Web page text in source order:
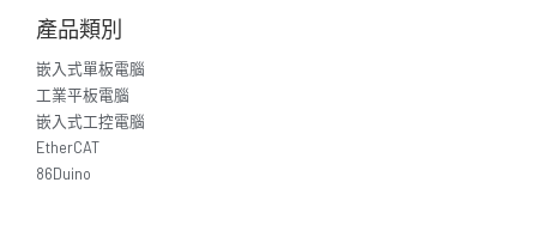
產品類別
嵌入式單板電腦
工業平板電腦
嵌入式工控電腦
EtherCAT
86Duino